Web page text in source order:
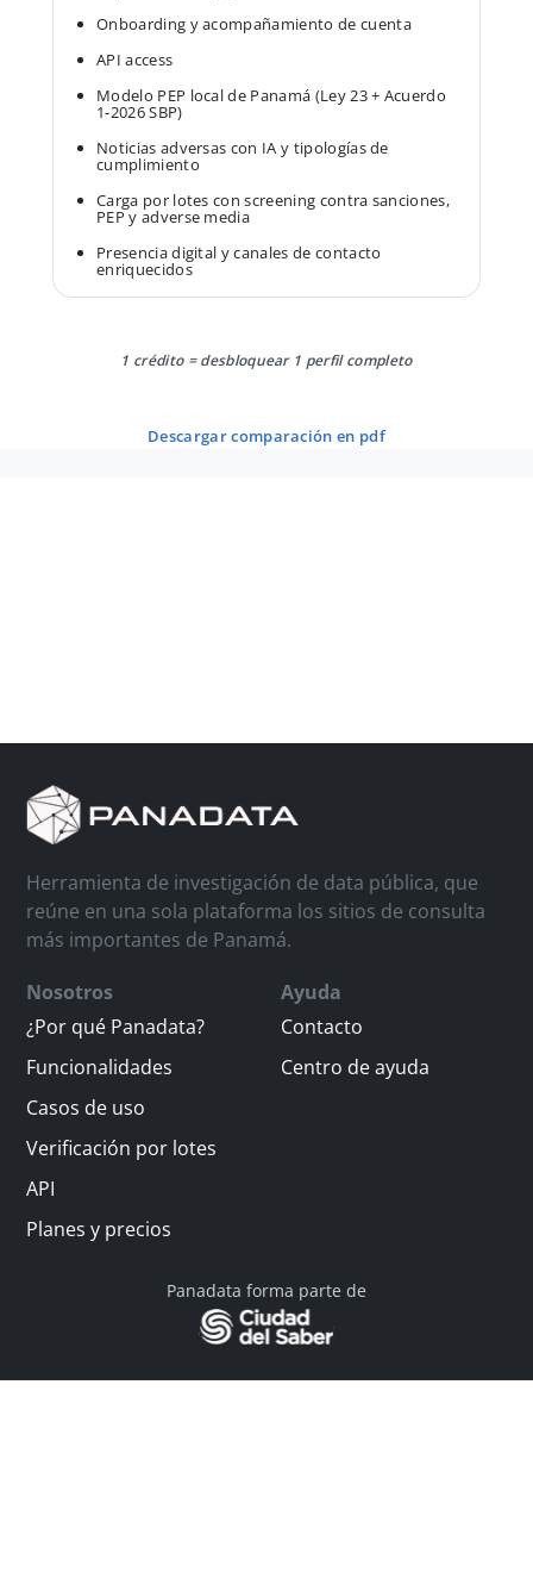
Onboarding y acompañamiento de cuenta
API access
Modelo PEP local de Panamá (Ley 23 + Acuerdo
1-2026 SBP)
Noticias adversas con IA y tipologías de
cumplimiento
Carga por lotes con screening contra sanciones,
PEP y adverse media
Presencia digital y canales de contacto
enriquecidos
1 crédito = desbloquear 1 perfil completo
descargar comparación en pdf
Herramienta de investigación de data pública, que
reúne en una sola plataforma los sitios de consulta
más importantes de Panamá.
Nosotros
¿Por qué Panadata?
Funcionalidades
Casos de uso
Verificación por lotes
API
Planes y precios
Ayuda
Contacto
Centro de ayuda
Panadata forma parte de